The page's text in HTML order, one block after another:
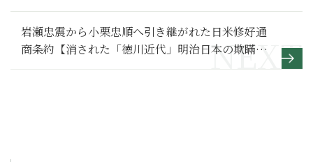
『ひまわり』が現れる
岩瀬忠震から小栗忠順へ引き継がれた日米修好通
商条約【消された「徳川近代」明治日本の欺瞞】
1